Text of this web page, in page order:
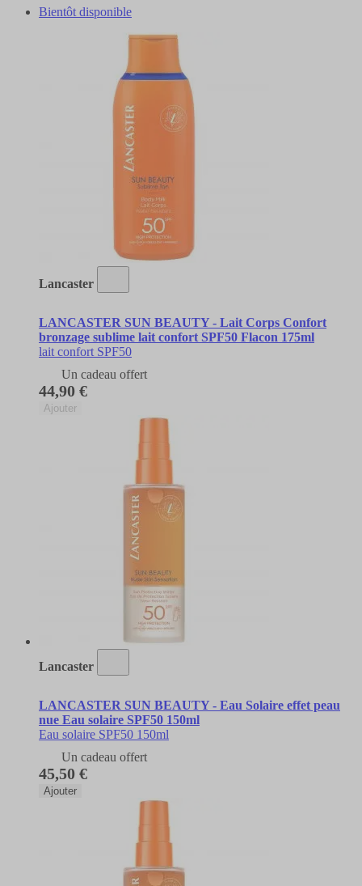
Bientôt disponible
Lancaster
LANCASTER SUN BEAUTY - Lait Corps Confort
bronzage sublime lait confort SPF50 Flacon 175ml
lait confort SPF50
Un cadeau offert
44,90 €
Ajouter
Lancaster
LANCASTER SUN BEAUTY - Eau Solaire effet peau
nue Eau solaire SPF50 150ml
Eau solaire SPF50 150ml
Un cadeau offert
45,50 €
Ajouter